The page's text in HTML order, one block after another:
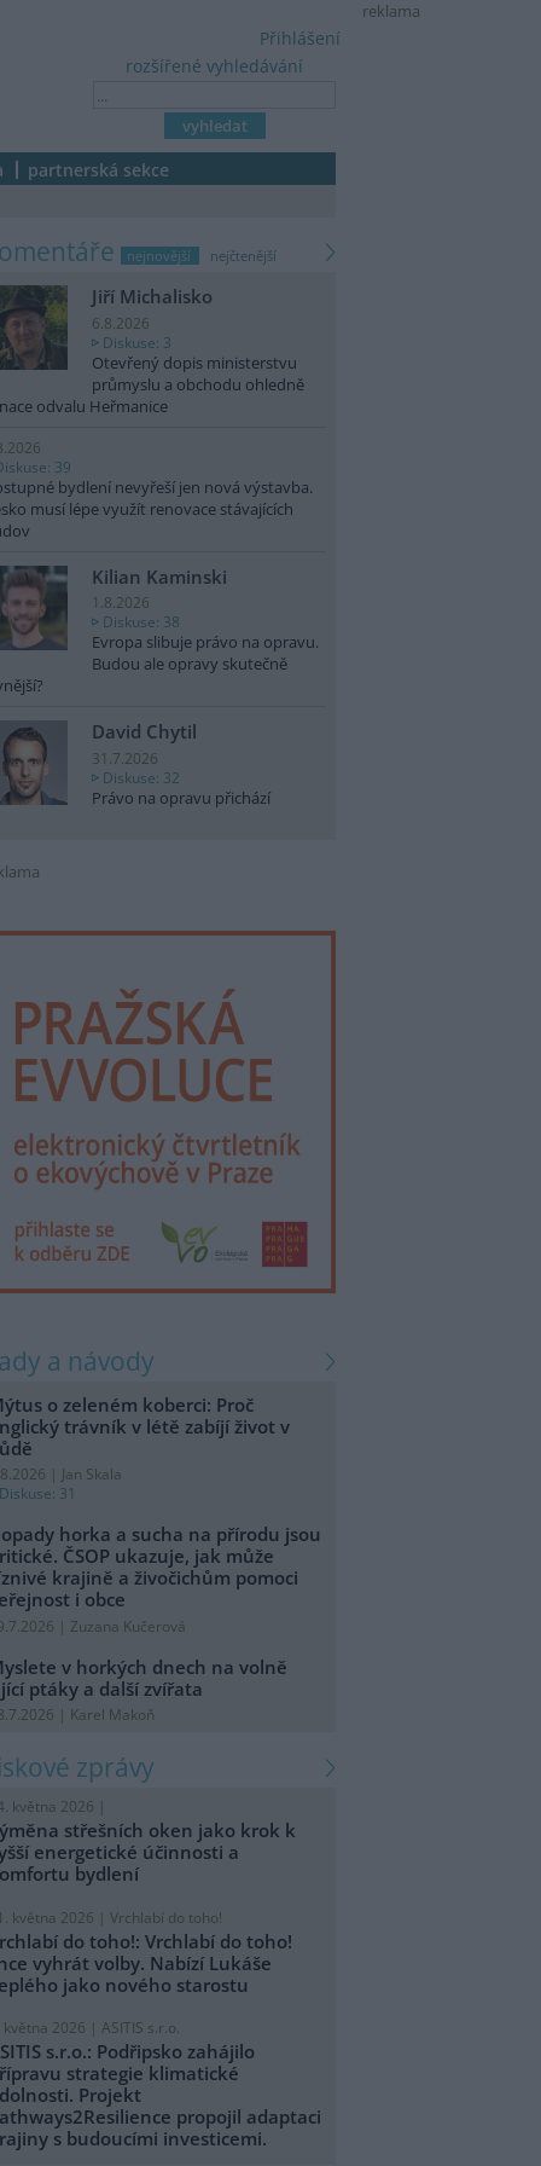
reklama
rozšířené vyhledávání
Přihlášení
partnerská sekce
nejnovější nejčtenější
Jiří Michalisko
6.8.2026
Diskuse: 3
Otevřený dopis ministerstvu
průmyslu a obchodu ohledně
odvalu Heřmanice
39
bydlení nevyřeší jen nová výstavba.
musí lépe využít renovace stávajících
Kilian Kaminski
1.8.2026
Diskuse: 38
Evropa slibuje právo na opravu.
Budou ale opravy skutečně
David Chytil
31.7.2026
Diskuse: 32
Právo na opravu přichází
a návody
o zeleném koberci: Proč
trávník v létě zabíjí život v
| Jan Skala
Diskuse: 31
horka a sucha na přírodu jsou
ČSOP ukazuje, jak může
krajině a živočichům pomoci
i obce
| Zuzana Kučerová
v horkých dnech na volně
ptáky a další zvířata
| Karel Makoň
zprávy
května 2026 |
střešních oken jako krok k
energetické účinnosti a
bydlení
května 2026 | Vrchlabí do toho!
do toho!: Vrchlabí do toho!
vyhrát volby. Nabízí Lukáše
jako nového starostu
května 2026 | ASITIS s.r.o.
s.r.o.: Podřipsko zahájilo
strategie klimatické
Projekt
propojil adaptaci
s budoucími investicemi.